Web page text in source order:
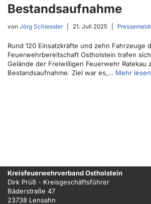
Bestandsaufnahme
von Jörg Schiessler 21. Juli 2025
Rund 120 Einsatzkräfte und zehn Fahrzeuge
Feuerwehrbereitschaft Ostholstein trafen
Gelände der Freiwilligen Feuerwehr Ratekau
Bestandsaufnahme. Ziel war es,… Mehr
Kreisfeuerwehrverband Ostholstein
Dirk Prüß - Kreisgeschäftsführer
Bäderstraße 47
23738 Lensahn